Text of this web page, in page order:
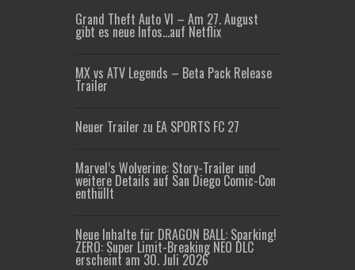
Grand Theft Auto VI – Am 27. August
gibt es neue Infos…auf Netflix
MX vs ATV Legends – Beta Pack Release
Trailer
Neuer Trailer zu EA SPORTS FC 27
Marvel’s Wolverine: Story-Trailer und
weitere Details auf San Diego Comic-Con
enthüllt
Neue Inhalte für DRAGON BALL: Sparking!
ZERO: Super Limit-Breaking NEO DLC
erscheint am 30. Juli 2026